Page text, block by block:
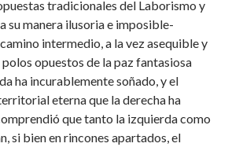
tradicionales del Laborismo y
su manera ilusoria e imposible-
intermedio, a la vez asequible y
opuestos de la paz fantasiosa
ha incurablemente soñado, y el
eterna que la derecha ha
que tanto la izquierda como
si bien en rincones apartados, el